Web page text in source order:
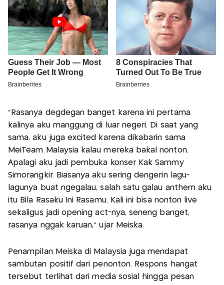
“Rasanya degdegan banget karena ini pertama
kalinya aku manggung di luar negeri. Di saat yang
sama, aku juga excited karena dikabarin sama
MeiTeam Malaysia kalau mereka bakal nonton.
Apalagi aku jadi pembuka konser Kak Sammy
Simorangkir. Biasanya aku sering dengerin lagu-
lagunya buat ngegalau, salah satu galau anthem aku
itu Bila Rasaku Ini Rasamu. Kali ini bisa nonton live
sekaligus jadi opening act-nya, seneng banget,
rasanya nggak karuan,” ujar Meiska.
Penampilan Meiska di Malaysia juga mendapat
sambutan positif dari penonton. Respons hangat
tersebut terlihat dari media sosial hingga pesan